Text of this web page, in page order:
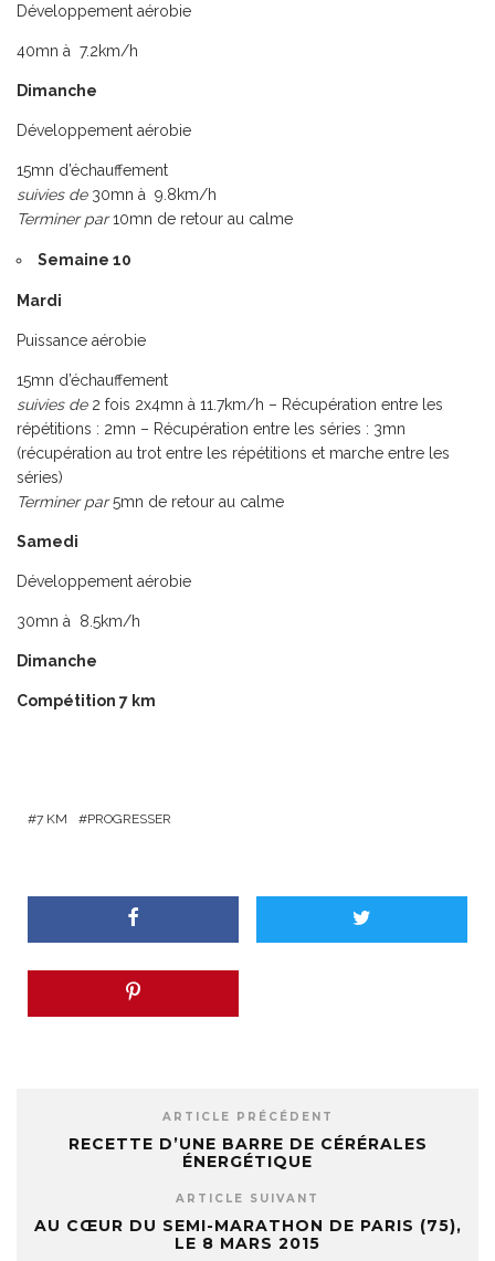
Développement aérobie
40mn à 7.2km/h
Dimanche
Développement aérobie
15mn d’échauffement
suivies de30mn à 9.8km/h
Terminer par10mn de retour au calme
Semaine 10
Mardi
Puissance aérobie
15mn d’échauffement
suivies de2 fois 2x4mn à 11.7km/h – Récupération entre les
répétitions : 2mn – Récupération entre les séries : 3mn
(récupération au trot entre les répétitions et marche entre les
séries)
Terminer par5mn de retour au calme
Samedi
Développement aérobie
30mn à 8.5km/h
Dimanche
Compétition 7 km
7 KM PROGRESSER
ARTICLE PRÉCÉDENT
RECETTE D’UNE BARRE DE CÉRÉRALES
ÉNERGÉTIQUE
ARTICLE SUIVANT
AU CŒUR DU SEMI-MARATHON DE PARIS (75),
LE 8 MARS 2015